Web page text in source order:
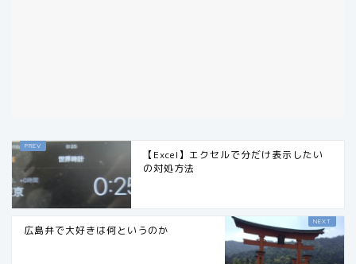
【Excel】エクセルで分だけ表示したい
の対処方法
広島弁で大好きは何というのか